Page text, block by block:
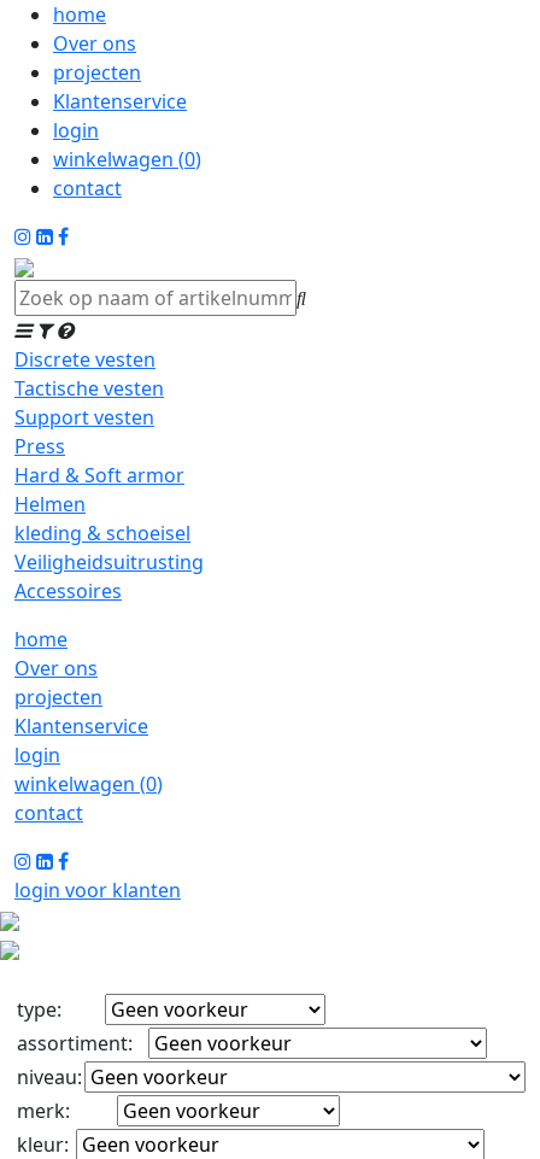
home
Over ons
projecten
Klantenservice
login
winkelwagen (0)
contact
Discrete vesten
Tactische vesten
Support vesten
Press
Hard & Soft armor
Helmen
kleding & schoeisel
Veiligheidsuitrusting
Accessoires
home
Over ons
projecten
Klantenservice
login
winkelwagen (0)
contact
login voor klanten
type:
assortiment:
niveau:
merk:
kleur: